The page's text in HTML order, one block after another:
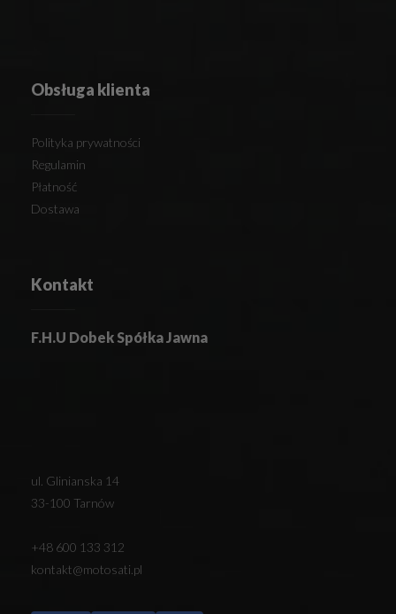
Obsługa klienta
Polityka prywatności
Regulamin
Płatność
Dostawa
Kontakt
F.H.U Dobek Spółka Jawna
ul. Glinianska 14
33-100 Tarnów
+48 600 133 312
kontakt@motosati.pl